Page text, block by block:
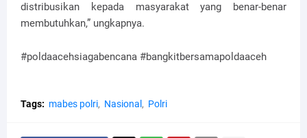
distribusikan kepada masyarakat yang benar-benar
membutuhkan,” ungkapnya.
#poldaacehsiagabencana #bangkitbersamapoldaaceh
Tags: mabes polri Nasional Polri